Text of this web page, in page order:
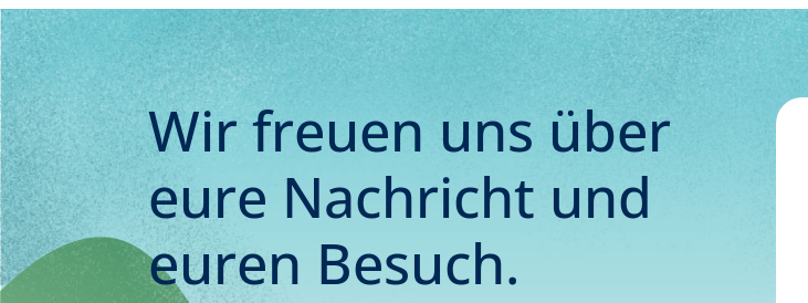
Wir freuen uns über
eure Nachricht und
euren Besuch.